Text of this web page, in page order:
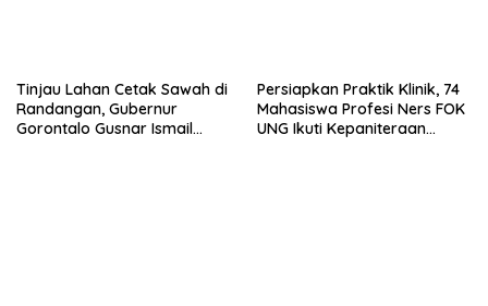
Tinjau Lahan Cetak Sawah di
Randangan, Gubernur
Gorontalo Gusnar Ismail
Persiapkan Praktik Klinik, 74
Mahasiswa Profesi Ners FOK
UNG Ikuti Kepaniteraan